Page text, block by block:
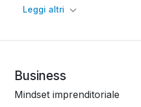
Leggi altri
Business
Mindset imprenditoriale